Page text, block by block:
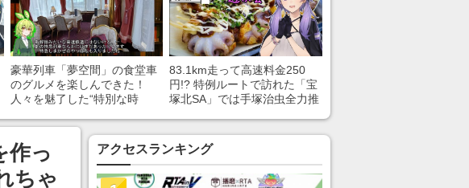
豪華列車「夢空間」の食堂車
のグルメを楽しんできた！
人々を魅了した“特別な時
あ」「行ってみたい」の声
83.1km走って高速料金250
円!? 特例ルートで訪れた「宝
塚北SA」では手塚治虫全力推
作っ
ちゃ
アクセスランキング